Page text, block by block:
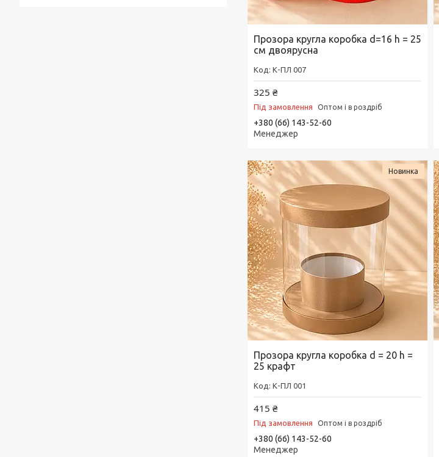
Прозора кругла коробка d=16 h = 25
см двоярусна
К-ПЛ 007
325 ₴
Під замовлення Оптом і в роздріб
+380 (66) 143-52-60
Менеджер
Новинка
Прозора кругла коробка d = 20 h =
25 крафт
К-ПЛ 001
415 ₴
Під замовлення Оптом і в роздріб
+380 (66) 143-52-60
Менеджер